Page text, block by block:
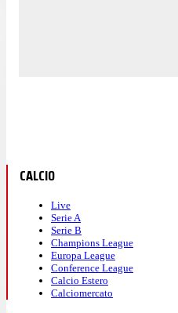
CALCIO
Live
Serie A
Serie B
Champions League
Europa League
Conference League
Calcio Estero
Calciomercato